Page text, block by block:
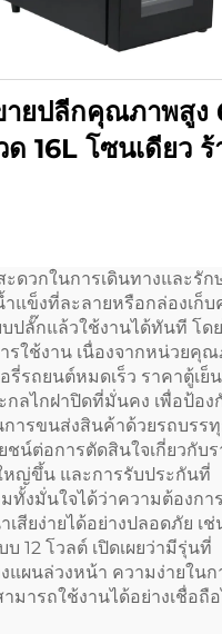
ายปลีกคุณภาพสูง
ด 16L โซนเดียว ร้
ดวกในการเดินทางและรัก
แข็งที่ละลายหรือกล่องเก็บ
ปลั๊กแล้วใช้งานได้ทันที โด
รใช้งาน เนื่องจากหน่วยคุ
รถยนต์หมดเร็ว ราคาตู้เย็น
ลไกฝาปิดที่มั่นคง เพื่อป้อง
ารขนส่งสินค้าด้วยรถบรร
น์ต่อการตัดสินใจเกี่ยวกับร
หญ่ขึ้น และการรับประกันที่
ทั้งมั่นใจได้ว่าความต้องกา
สียง่ายได้อย่างปลอดภัย เช่
12 โวลต์ เปิดเผยว่ามีรุ่นที่
แผนล่วงหน้า ความง่ายในก
ารถใช้งานได้อย่างเชื่อถื